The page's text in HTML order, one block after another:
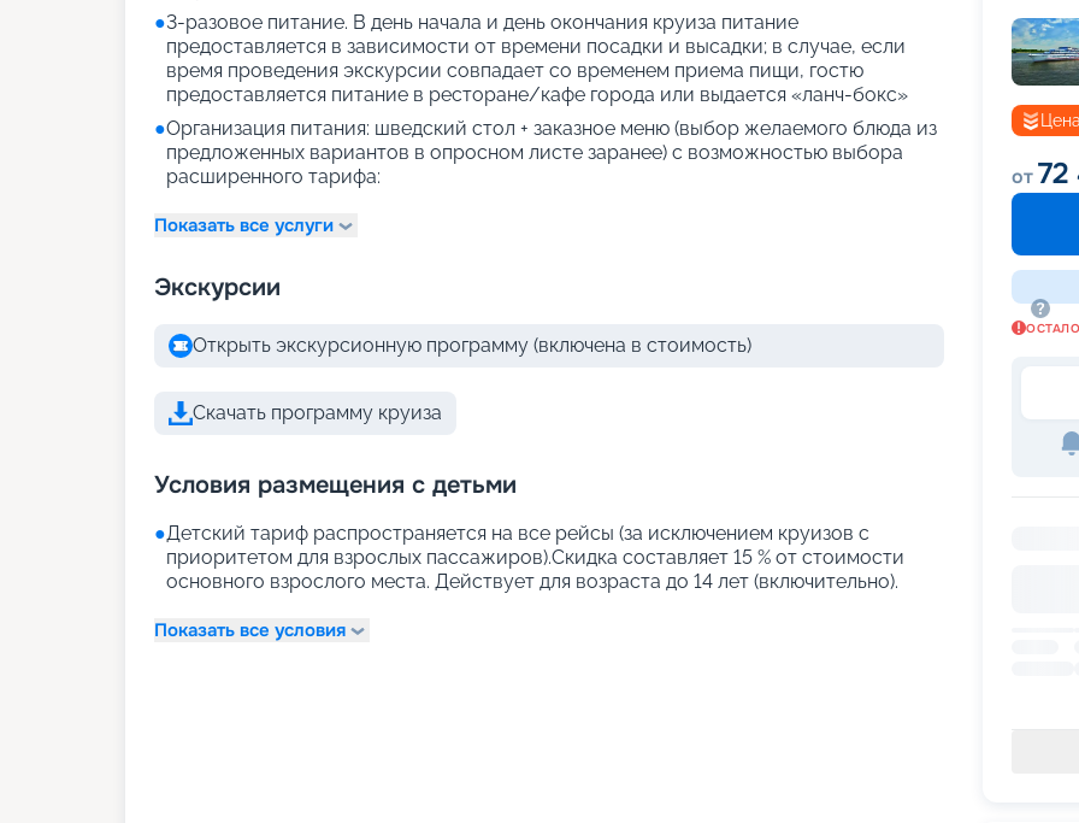
●3-разовое питание. В день начала и день окончания круиза питание
предоставляется в зависимости от времени посадки и высадки; в случае, если
время проведения экскурсии совпадает со временем приема пищи, гостю
предоставляется питание в ресторане/кафе города или выдается «ланч-бокс»
●Организация питания: шведский стол + заказное меню (выбор желаемого блюда из
предложенных вариантов в опросном листе заранее) с возможностью выбора
расширенного тарифа:
Показать все услуги
Экскурсии
Открыть экскурсионную программу (включена в стоимость)
Скачать программу круиза
Условия размещения с детьми
●Детский тариф распространяется на все рейсы (за исключением круизов с
приоритетом для взрослых пассажиров).Скидка составляет 15 % от стоимости
основного взрослого места. Действует для возраста до 14 лет (включительно).
Показать все условия
от72